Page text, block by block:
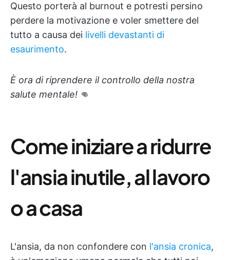
Questo porterà al burnout e potresti persino
perdere la motivazione e voler smettere del
tutto a causa dei livelli devastanti di
esaurimento.
È ora di riprendere il controllo della nostra
salute mentale! 👊
Come iniziare a ridurre
l'ansia inutile, al lavoro
o a casa
L'ansia, da non confondere con l'ansia cronica,